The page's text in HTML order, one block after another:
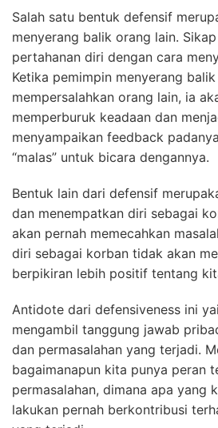
Salah satu bentuk defensif
menyerang balik orang lain.
pertahanan diri dengan cara
Ketika pemimpin menyerang
mempersalahkan orang lain, ia
memperburuk keadaan dan
menyampaikan feedback
“malas” untuk bicara dengannya.
Bentuk lain dari defensif
dan menempatkan diri sebagai
akan pernah memecahkan
diri sebagai korban tidak akan
berpikiran lebih positif tentang
Antidote dari defensiveness ini
mengambil tanggung jawab
dan permasalahan yang terjadi.
bagaimanapun kita punya peran
permasalahan, dimana apa yang
lakukan pernah berkontribusi